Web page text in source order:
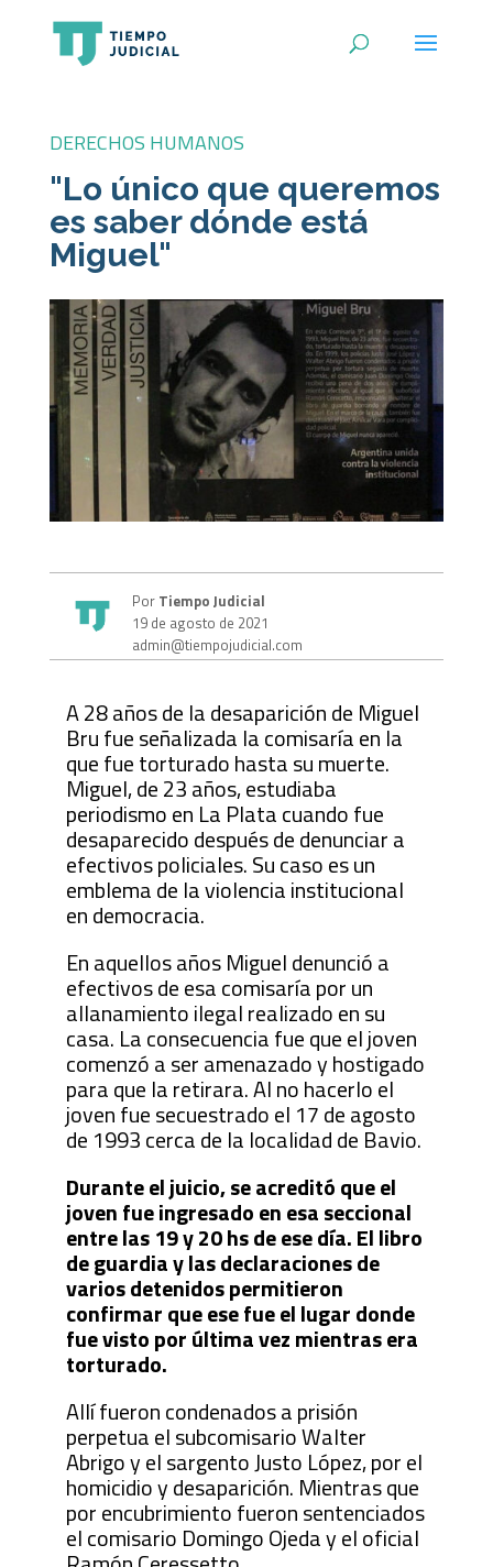
DERECHOS HUMANOS
"Lo único que queremos
es saber dónde está
Miguel"
PorTiempo Judicial
19 de agosto de 2021
admin@tiempojudicial.com
A 28 años de la desaparición de Miguel
Bru fue señalizada la comisaría en la
que fue torturado hasta su muerte.
Miguel, de 23 años, estudiaba
periodismo en La Plata cuando fue
desaparecido después de denunciar a
efectivos policiales. Su caso es un
emblema de la violencia institucional
en democracia.
En aquellos años Miguel denunció a
efectivos de esa comisaría por un
allanamiento ilegal realizado en su
casa. La consecuencia fue que el joven
comenzó a ser amenazado y hostigado
para que la retirara. Al no hacerlo el
joven fue secuestrado el 17 de agosto
de 1993 cerca de la localidad de Bavio.
Durante el juicio, se acreditó que el
joven fue ingresado en esa seccional
entre las 19 y 20 hs de ese día. El libro
de guardia y las declaraciones de
varios detenidos permitieron
confirmar que ese fue el lugar donde
fue visto por última vez mientras era
torturado.
Allí fueron condenados a prisión
perpetua el subcomisario Walter
Abrigo y el sargento Justo López, por el
homicidio y desaparición. Mientras que
por encubrimiento fueron sentenciados
el comisario Domingo Ojeda y el oficial